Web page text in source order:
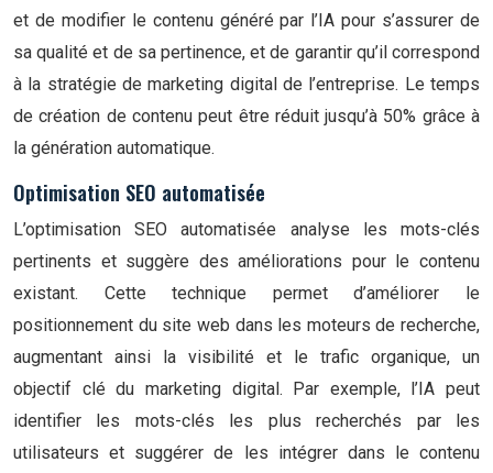
et de modifier le contenu généré par l’IA pour s’assurer de
sa qualité et de sa pertinence, et de garantir qu’il correspond
à la stratégie de marketing digital de l’entreprise. Le temps
de création de contenu peut être réduit jusqu’à 50% grâce à
la génération automatique.
Optimisation SEO automatisée
L’optimisation SEO automatisée analyse les mots-clés
pertinents et suggère des améliorations pour le contenu
existant. Cette technique permet d’améliorer le
positionnement du site web dans les moteurs de recherche,
augmentant ainsi la visibilité et le trafic organique, un
objectif clé du marketing digital. Par exemple, l’IA peut
identifier les mots-clés les plus recherchés par les
utilisateurs et suggérer de les intégrer dans le contenu